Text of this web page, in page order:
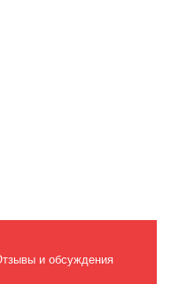
и обсуждения